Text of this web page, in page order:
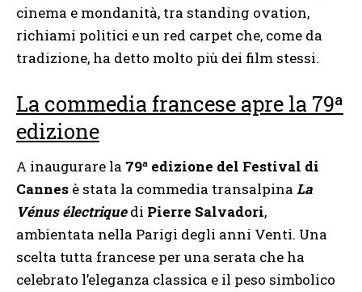
cinema e mondanità, tra standing ovation,
richiami politici e un red carpet che, come da
tradizione, ha detto molto più dei film stessi.
La commedia francese apre la 79ª
edizione
A inaugurare la 79ª edizione del Festival di
Cannes è stata la commedia transalpina La
Vénus électriquedi Pierre Salvadori,
ambientata nella Parigi degli anni Venti. Una
scelta tutta francese per una serata che ha
celebrato l’eleganza classica e il peso simbolico